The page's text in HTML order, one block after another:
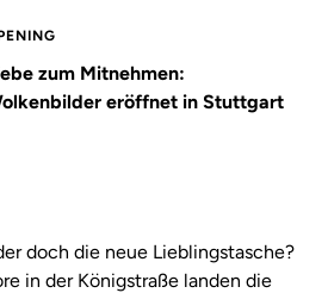
zum Mitnehmen:
eröffnet in Stuttgart
doch die neue Lieblingstasche?
in der Königstraße landen die